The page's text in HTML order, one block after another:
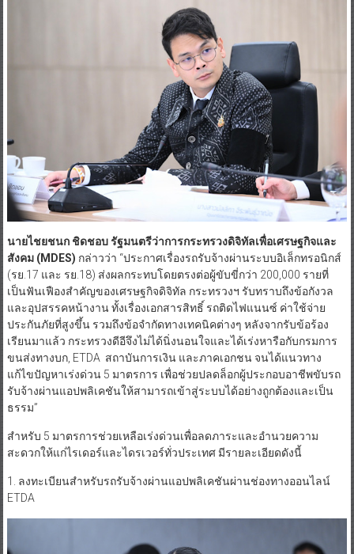
นายไชยชนก ชิดชอบ รัฐมนตรีว่าการกระทรวงดิจิทัลเพื่อเศรษฐกิจและ
สังคม (MDES)กล่าวว่า “ประกาศเรื่องรถรับจ้างผ่านระบบอิเล็กทรอนิกส์
(รย.17 และ รย.18) ส่งผลกระทบโดยตรงต่อผู้ขับขี่กว่า 200,000 รายที่
เป็นฟันเฟืองสำคัญของเศรษฐกิจดิจิทัล กระทรวงฯ รับทราบถึงข้อกังวล
และอุปสรรคหน้างาน ทั้งเรื่องเอกสารสิทธิ์ รถติดไฟแนนซ์ ค่าใช้จ่าย
ประกันภัยที่สูงขึ้น รวมถึงข้อจำกัดทางเทคนิคต่างๆ หลังจากรับข้อร้อง
เรียนมาแล้ว กระทรวงดีอีจึงไม่ได้นิ่งนอนใจและได้เร่งหารือกับกรมการ
ขนส่งทางบก, ETDA สถาบันการเงิน และภาคเอกชน จนได้แนวทาง
แก้ไขปัญหาเร่งด่วน 5 มาตรการ เพื่อช่วยปลดล็อกผู้ประกอบอาชีพขับรถ
รับจ้างผ่านแอปพลิเคชันให้สามารถเข้าสู่ระบบได้อย่างถูกต้องและเป็น
ธรรม”
สำหรับ 5 มาตรการช่วยเหลือเร่งด่วนเพื่อลดภาระและอำนวยความ
1. ลงทะเบียนสำหรับรถรับจ้างผ่านแอปพลิเคชันผ่านช่องทางออนไลน์